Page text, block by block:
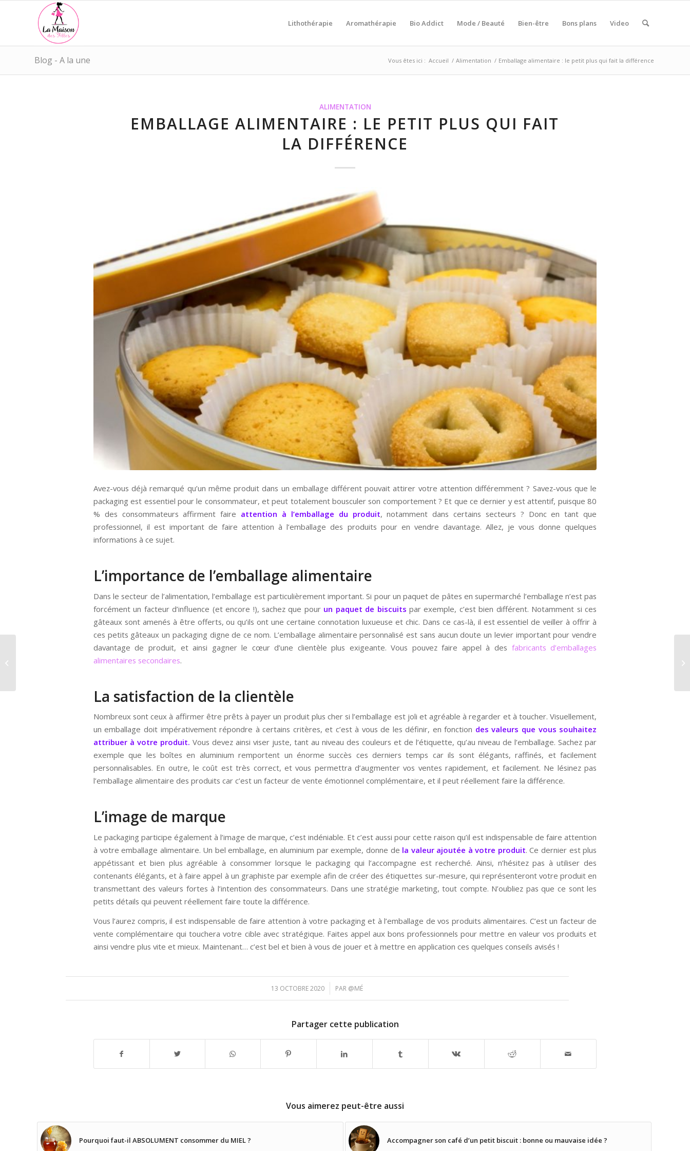
Lithothérapie Aromathérapie Bio Addict Mode / Beauté Bien-être Bons plans Video
Blog - A la une Vous êtes ici : Accueil / Alimentation / Emballage alimentaire : le petit plus qui fait la différence
ALIMENTATION
EMBALLAGE ALIMENTAIRE : LE PETIT PLUS QUI FAIT
LA DIFFÉRENCE
Avez-vous déjà remarqué qu’un même produit dans un emballage différent pouvait attirer votre attention différemment ? Savez-vous que le
packaging est essentiel pour le consommateur, et peut totalement bousculer son comportement ? Et que ce dernier y est attentif, puisque 80
% des consommateurs affirment faire attention à l’emballage du produit, notamment dans certains secteurs ? Donc en tant que
professionnel, il est important de faire attention à l’emballage des produits pour en vendre davantage. Allez, je vous donne quelques
informations à ce sujet.
L’importance de l’emballage alimentaire
Dans le secteur de l’alimentation, l’emballage est particulièrement important. Si pour un paquet de pâtes en supermarché l’emballage n’est pas
forcément un facteur d’influence (et encore !), sachez que pour un paquet de biscuits par exemple, c’est bien différent. Notamment si ces
gâteaux sont amenés à être offerts, ou qu’ils ont une certaine connotation luxueuse et chic. Dans ce cas-là, il est essentiel de veiller à offrir à
ces petits gâteaux un packaging digne de ce nom. L’emballage alimentaire personnalisé est sans aucun doute un levier important pour vendre
davantage de produit, et ainsi gagner le cœur d’une clientèle plus exigeante. Vous pouvez faire appel à des fabricants d’emballages
alimentaires secondaires.
La satisfaction de la clientèle
Nombreux sont ceux à affirmer être prêts à payer un produit plus cher si l’emballage est joli et agréable à regarder et à toucher. Visuellement,
un emballage doit impérativement répondre à certains critères, et c’est à vous de les définir, en fonction des valeurs que vous souhaitez
attribuer à votre produit. Vous devez ainsi viser juste, tant au niveau des couleurs et de l’étiquette, qu’au niveau de l’emballage. Sachez par
exemple que les boîtes en aluminium remportent un énorme succès ces derniers temps car ils sont élégants, raffinés, et facilement
personnalisables. En outre, le coût est très correct, et vous permettra d’augmenter vos ventes rapidement, et facilement. Ne lésinez pas
l’emballage alimentaire des produits car c’est un facteur de vente émotionnel complémentaire, et il peut réellement faire la différence.
L’image de marque
Le packaging participe également à l’image de marque, c’est indéniable. Et c’est aussi pour cette raison qu’il est indispensable de faire attention
à votre emballage alimentaire. Un bel emballage, en aluminium par exemple, donne de la valeur ajoutée à votre produit. Ce dernier est plus
appétissant et bien plus agréable à consommer lorsque le packaging qui l’accompagne est recherché. Ainsi, n’hésitez pas à utiliser des
contenants élégants, et à faire appel à un graphiste par exemple afin de créer des étiquettes sur-mesure, qui représenteront votre produit en
transmettant des valeurs fortes à l’intention des consommateurs. Dans une stratégie marketing, tout compte. N’oubliez pas que ce sont les
petits détails qui peuvent réellement faire toute la différence.
Vous l’aurez compris, il est indispensable de faire attention à votre packaging et à l’emballage de vos produits alimentaires. C’est un facteur de
vente complémentaire qui touchera votre cible avec stratégique. Faites appel aux bons professionnels pour mettre en valeur vos produits et
ainsi vendre plus vite et mieux. Maintenant… c’est bel et bien à vous de jouer et à mettre en application ces quelques conseils avisés !
13 OCTOBRE 2020
/ PAR @MÉ
Partager cette publication
Vous aimerez peut-être aussi
Pourquoi faut-il ABSOLUMENT consommer du MIEL ? Accompagner son café d’un petit biscuit : bonne ou mauvaise idée ?